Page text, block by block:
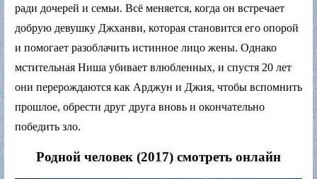
ради дочерей и семьи. Всё меняется, когда он встречает
добрую девушку Джханви, которая становится его опорой
и помогает разоблачить истинное лицо жены. Однако
мстительная Ниша убивает влюбленных, и спустя 20 лет
они перерождаются как Арджун и Джия, чтобы вспомнить
прошлое, обрести друг друга вновь и окончательно
победить зло.
Родной человек (2017) смотреть онлайн